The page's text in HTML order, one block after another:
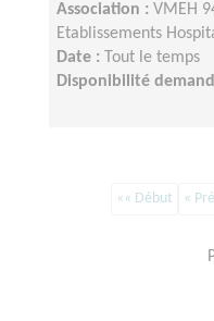
Association : VMEH
Etablissements
Date :
Tout le temps
Disponibilité
«« Début «